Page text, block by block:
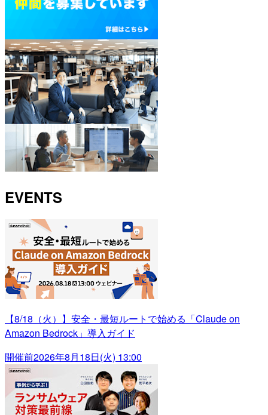
EVENTS
【8/18（火）】安全・最短ルートで始める「Claude on
Amazon Bedrock」導入ガイド
開催前2026年8月18日(火) 13:00